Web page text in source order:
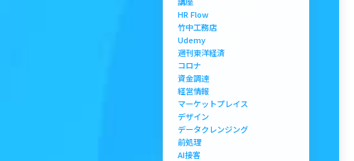
HR Flow
竹中工務店
Udemy
週刊東洋経済
コロナ
資金調達
経営情報
マーケットプレイス
デザイン
データクレンジング
前処理
AI接客